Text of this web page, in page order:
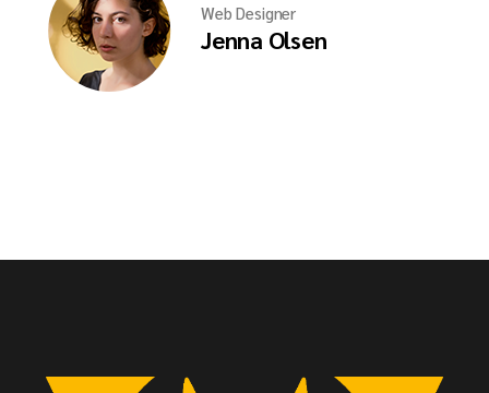
Web Designer
Jenna Olsen